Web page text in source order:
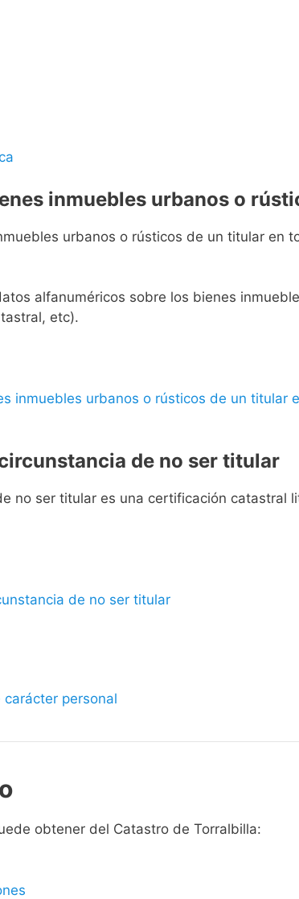
inmuebles urbanos o
urbanos o rústicos de un titular en
alfanuméricos sobre los bienes
etc).
inmuebles urbanos o rústicos de un titular
de no ser titular
no ser titular es una certificación catastral
de no ser titular
personal
obtener del Catastro de Torralbilla: